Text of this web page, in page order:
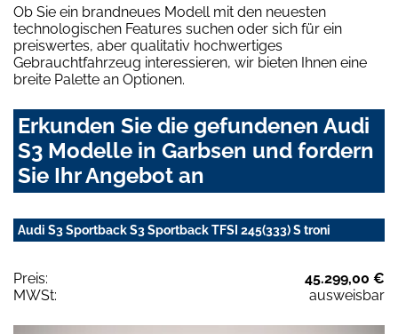
Ob Sie ein brandneues Modell mit den neuesten
technologischen Features suchen oder sich für ein
preiswertes, aber qualitativ hochwertiges
Gebrauchtfahrzeug interessieren, wir bieten Ihnen eine
breite Palette an Optionen.
Erkunden Sie die gefundenen Audi
S3 Modelle in Garbsen und fordern
Sie Ihr Angebot an
Audi S3 Sportback S3 Sportback TFSI 245(333) S troni
Preis:
45.299,00 €
MWSt:
ausweisbar